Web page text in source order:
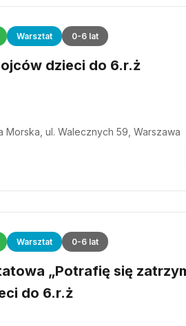
Warsztat 0-6 lat
dzieci do 6.r.ż
Morska, ul. Walecznych 59, Warszawa
Warsztat 0-6 lat
„Potrafię się
do 6.r.ż